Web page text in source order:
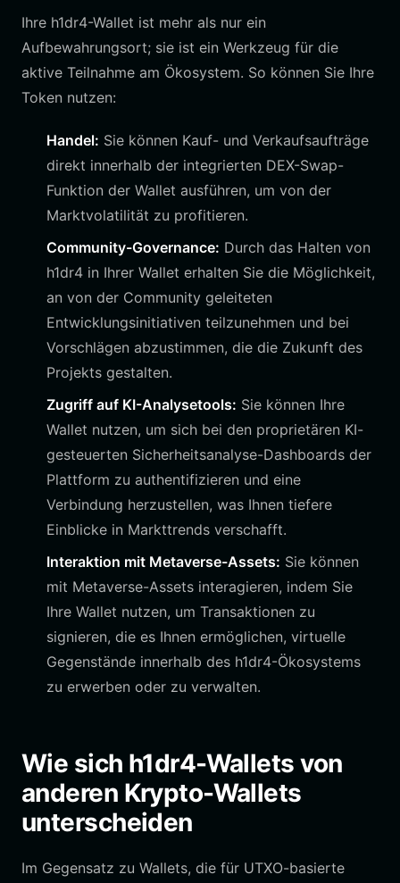
Ihre h1dr4-Wallet ist mehr als nur ein
Aufbewahrungsort; sie ist ein Werkzeug für die
aktive Teilnahme am Ökosystem. So können Sie Ihre
Token nutzen:
Handel: Sie können Kauf- und Verkaufsaufträge
direkt innerhalb der integrierten DEX-Swap-
Funktion der Wallet ausführen, um von der
Marktvolatilität zu profitieren.
Community-Governance: Durch das Halten von
h1dr4 in Ihrer Wallet erhalten Sie die Möglichkeit,
an von der Community geleiteten
Entwicklungsinitiativen teilzunehmen und bei
Vorschlägen abzustimmen, die die Zukunft des
Projekts gestalten.
Zugriff auf KI-Analysetools: Sie können Ihre
Wallet nutzen, um sich bei den proprietären KI-
gesteuerten Sicherheitsanalyse-Dashboards der
Plattform zu authentifizieren und eine
Verbindung herzustellen, was Ihnen tiefere
Einblicke in Markttrends verschafft.
Interaktion mit Metaverse-Assets: Sie können
mit Metaverse-Assets interagieren, indem Sie
Ihre Wallet nutzen, um Transaktionen zu
signieren, die es Ihnen ermöglichen, virtuelle
Gegenstände innerhalb des h1dr4-Ökosystems
zu erwerben oder zu verwalten.
Wie sich h1dr4-Wallets von
anderen Krypto-Wallets
unterscheiden
Im Gegensatz zu Wallets, die für UTXO-basierte